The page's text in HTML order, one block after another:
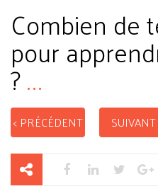
Combien de
pour
?...
< PRÉCÉDENT SUIVANT